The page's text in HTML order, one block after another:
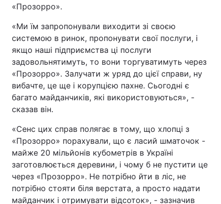
«Прозорро».
«Ми їм запропонували виходити зі своєю
системою в ринок, пропонувати свої послуги, і
якщо наші підприємства ці послуги
задовольнятимуть, то вони торгуватимуть через
«Прозорро». Залучати ж уряд до цієї справи, ну
вибачте, це ще і корупцією пахне. Сьогодні є
багато майданчиків, які використовуються», -
сказав він.
«Сенс цих справ полягає в тому, що хлопці з
«Прозорро» порахували, що є ласий шматочок -
майже 20 мільйонів кубометрів в Україні
заготовлюється деревини, і чому б не пустити це
через «Прозорро». Не потрібно йти в ліс, не
потрібно стояти біля верстата, а просто надати
майданчик і отримувати відсоток», - зазначив